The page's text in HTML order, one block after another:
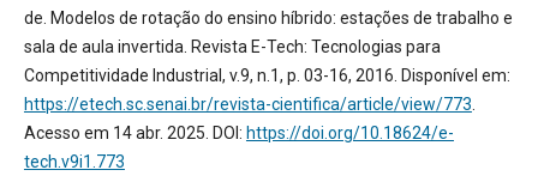
de. Modelos de rotação do ensino híbrido: estações de trabalho e
sala de aula invertida. Revista E-Tech: Tecnologias para
Competitividade Industrial, v.9, n.1, p. 03-16, 2016. Disponível em:
https://etech.sc.senai.br/revista-cientifica/article/view/773
Acesso em 14 abr. 2025. DOI: https://doi.org/10.18624/e-
tech.v9i1.773